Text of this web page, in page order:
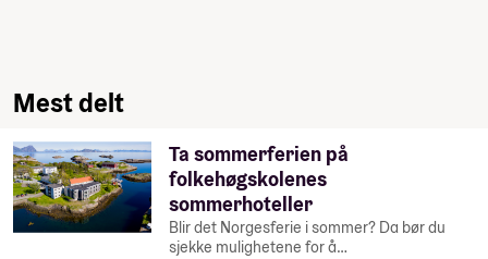
Mest delt
Ta sommerferien på
folkehøgskolenes
sommerhoteller
Blir det Norgesferie i sommer? Da bør du
sjekke mulighetene for å…